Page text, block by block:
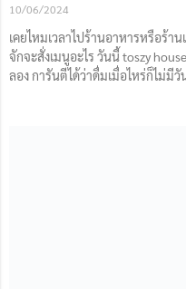
10/06/2024
เคยไหมเวลาไปร้านอาหารหรือร้า
จักจะสั่งเมนูอะไร วันนี้ toszy
ลอง การันตีได้ว่าดื่มเมื่อไหร่ก็ไม่มีวั